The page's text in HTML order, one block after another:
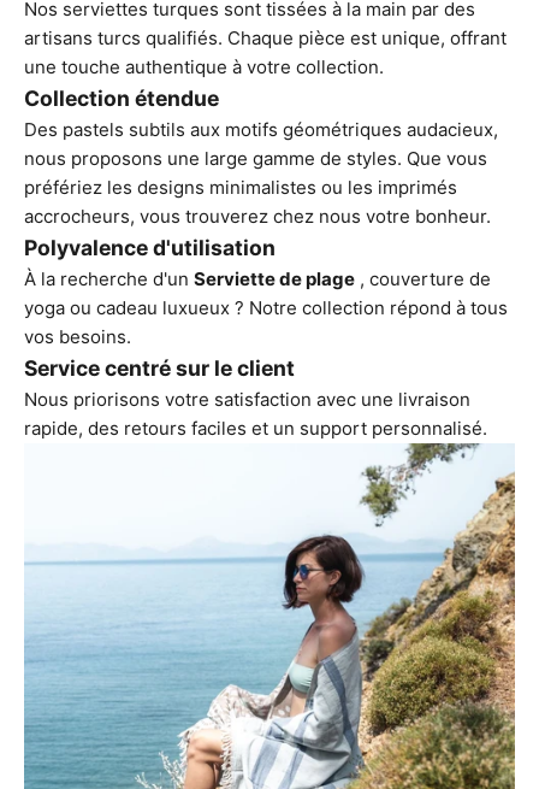
Nos serviettes turques sont tissées à la main par des
artisans turcs qualifiés. Chaque pièce est unique, offrant
une touche authentique à votre collection.
Collection étendue
Des pastels subtils aux motifs géométriques audacieux,
nous proposons une large gamme de styles. Que vous
préfériez les designs minimalistes ou les imprimés
accrocheurs, vous trouverez chez nous votre bonheur.
Polyvalence d'utilisation
À la recherche d'un Serviette de plage , couverture de
yoga ou cadeau luxueux ? Notre collection répond à tous
vos besoins.
Service centré sur le client
Nous priorisons votre satisfaction avec une livraison
rapide, des retours faciles et un support personnalisé.